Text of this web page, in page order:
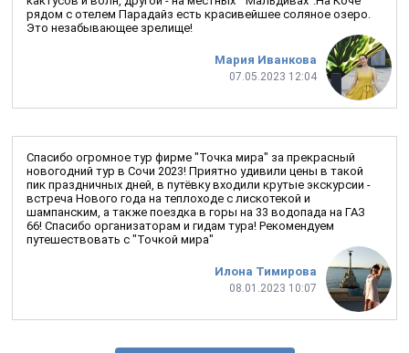
Мария Иванкова
07.05.2023 12:04
рядом с отелем Парадайз есть красивейшее соляное озеро.
Это незабывающее зрелище!
Илона Тимирова
08.01.2023 10:07
Спасибо огромное тур фирме "Точка мира" за прекрасный
новогодний тур в Сочи 2023! Приятно удивили цены в такой
пик праздничных дней, в путёвку входили крутые экскурсии -
встреча Нового года на теплоходе с лискотекой и
шампанским, а также поездка в горы на 33 водопада на ГАЗ
66! Спасибо организаторам и гидам тура! Рекомендуем
путешествовать с "Точкой мира"